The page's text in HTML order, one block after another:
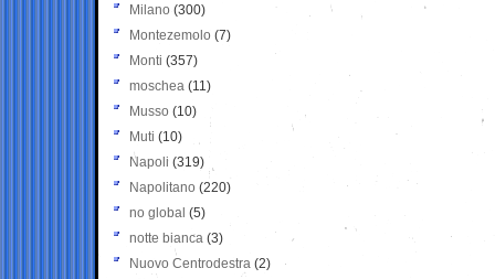
Milano (300)
Montezemolo (7)
Monti (357)
moschea (11)
Musso (10)
Muti (10)
Napoli (319)
Napolitano (220)
no global (5)
notte bianca (3)
Nuovo Centrodestra (2)